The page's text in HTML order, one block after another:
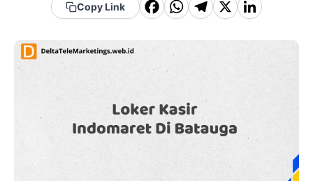
Copy Link
F
e
o
o
W
a
t
s
A
p
T
g
a
m
X Li
k
e